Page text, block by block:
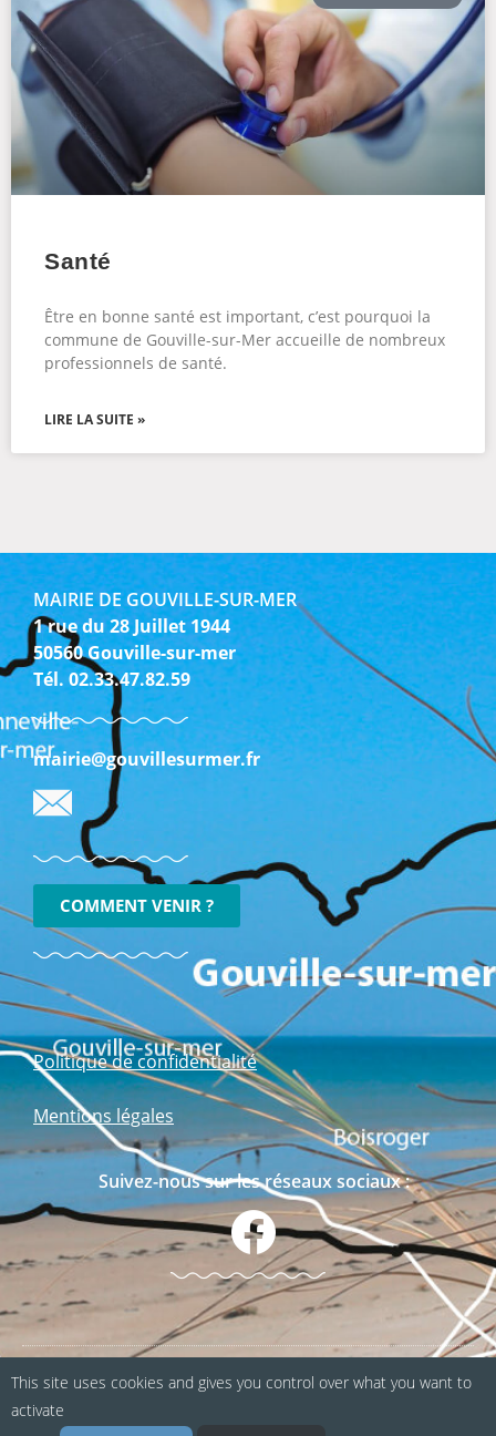
Santé
Être en bonne santé est important, c’est pourquoi la
commune de Gouville-sur-Mer accueille de nombreux
professionnels de santé.
LIRE LA SUITE »
MAIRIE DE GOUVILLE-SUR-MER
1 rue du 28 Juillet 1944
50560 Gouville-sur-mer
Tél. 02.33.47.82.59
mairie@gouvillesurmer.fr
COMMENT VENIR ?
Politique de confidentialité
Mentions légales
Suivez-nous sur les réseaux sociaux :
Webapp fabriquée en Normandie / Agence
Kacao
This site uses cookies and gives you control over what you want to
activate